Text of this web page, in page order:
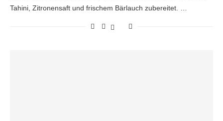
Tahini, Zitronensaft und frischem Bärlauch zubereitet. …